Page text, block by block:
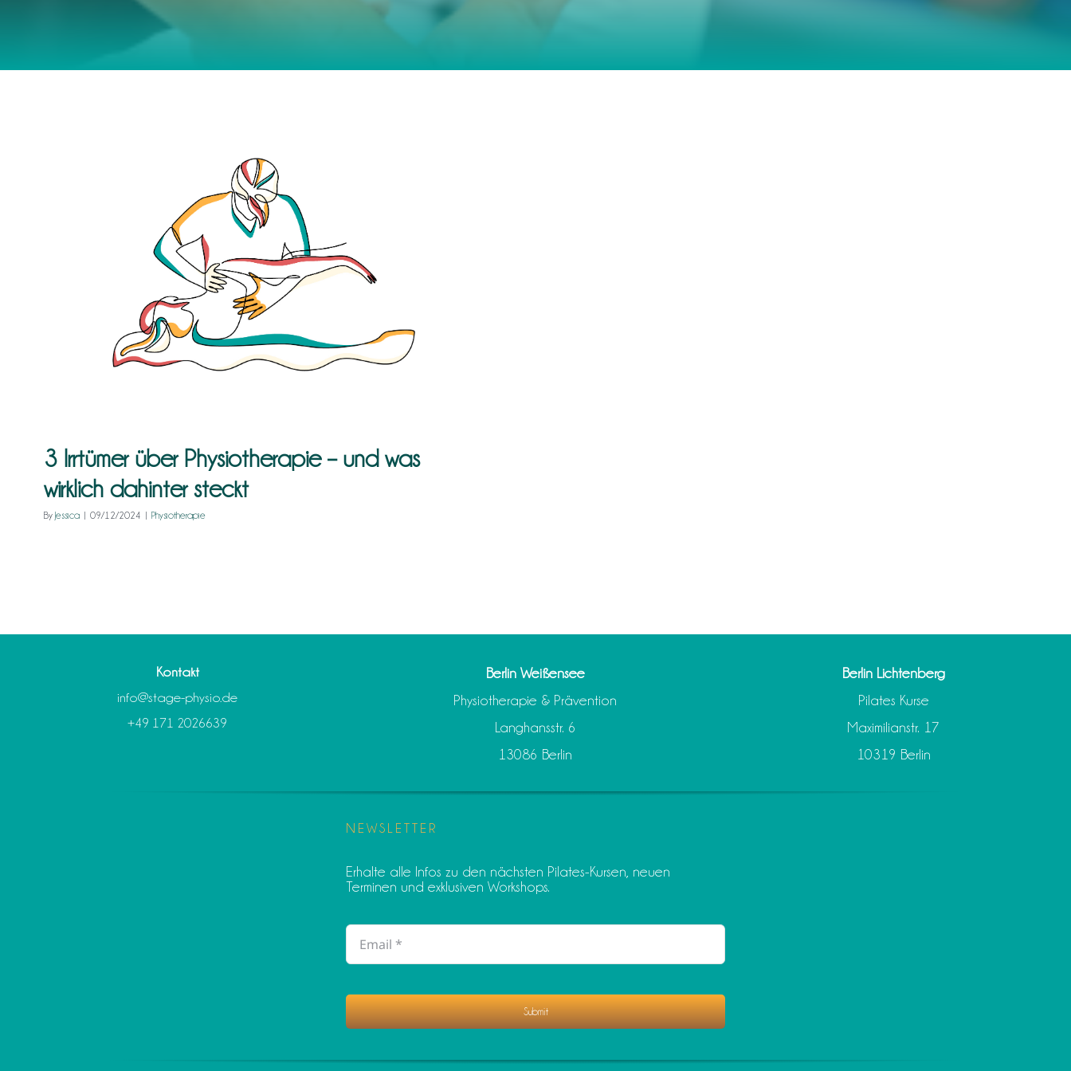
3 Irrtümer über Physiotherapie – und was wirklich
dahinter steckt
Physiotherapie
3 Irrtümer über Physiotherapie – und was
wirklich dahinter steckt
By Jessica 09/12/2024 Physiotherapie
Kontakt
info@stage-physio.de
+49 171 2026639
Berlin Weißensee
Physiotherapie & Prävention
Langhansstr. 6
13086 Berlin
Berlin Lichtenberg
Pilates Kurse
Maximilianstr. 17
10319 Berlin
NEWSLETTER
Erhalte alle Infos zu den nächsten Pilates-Kursen, neuen
Terminen und exklusiven Workshops.
Submit